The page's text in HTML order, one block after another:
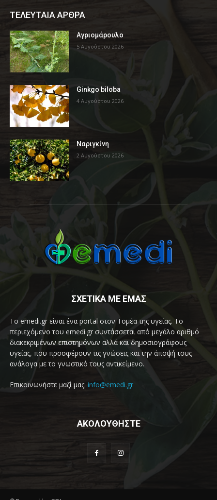
ΤΕΛΕΥΤΑΙΑ ΑΡΘΡΑ
Αγριομάρουλο
5 Αυγούστου 2026
Ginkgo biloba
4 Αυγούστου 2026
Ναριγκίνη
2 Αυγούστου 2026
ΣΧΕΤΙΚΑ ΜΕ ΕΜΑΣ
Το emedi.gr είναι ένα portal στον Τομέα της υγείας. Το
περιεχόμενο του emedi.gr συντάσσεται από μεγάλο αριθμό
διακεκριμένων επιστημόνων αλλά και δημοσιογράφους
υγείας, που προσφέρουν τις γνώσεις και την άποψή τους
ανάλογα με το γνωστικό τους αντικείμενο.
Επικοινωνήστε μαζί μας: info@emedi.gr
ΑΚΟΛΟΥΘΗΣΤΕ